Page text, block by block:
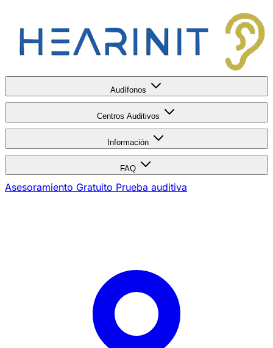
Audífonos
Centros Auditivos
Información
FAQ
Asesoramiento Gratuito Prueba auditiva